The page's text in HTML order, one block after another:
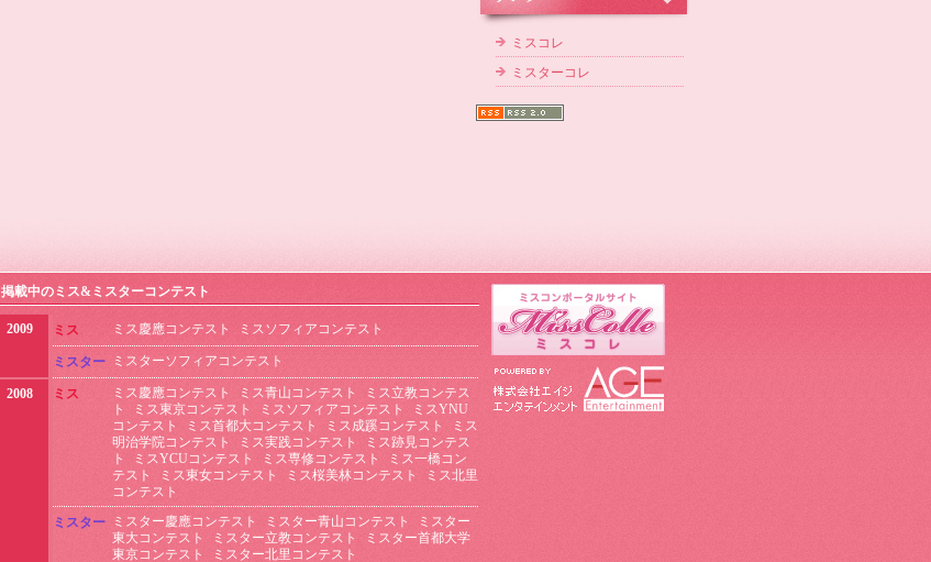
ミスコレ
ミスターコレ
掲載中のミス&ミスターコンテスト
2009 ミス ミス慶應コンテスト ミスソフィアコンテスト
ミスター ミスターソフィアコンテスト
2008 ミス ミス慶應コンテスト ミス青山コンテスト
ミス立教コンテス
ト
ミス東京コンテスト ミスソフィアコンテスト
ミスYNU
コンテスト
ミス首都大コンテスト ミス成蹊コンテスト
ミス
明治学院コンテスト
ミス実践コンテスト
ミス跡見コンテス
ト
ミスYCUコンテスト ミス専修コンテスト
ミス一橋コン
テスト
ミス東女コンテスト ミス桜美林コンテスト
ミス北里
コンテスト
ミスター
ミスター慶應コンテスト ミスター青山コンテスト
ミスター
東大コンテスト
ミスター立教コンテスト
ミスター首都大学
東京コンテスト
ミスター北里コンテスト